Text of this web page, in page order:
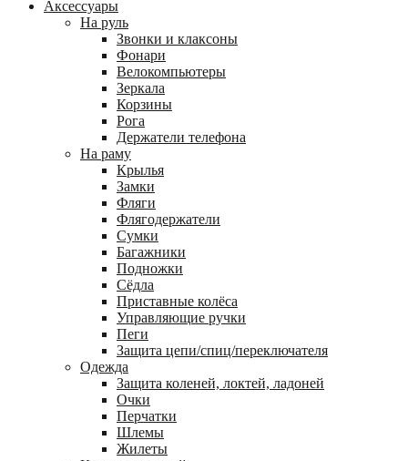
Аксессуары
На руль
Звонки и клаксоны
Фонари
Велокомпьютеры
Зеркала
Корзины
Рога
Держатели телефона
На раму
Крылья
Замки
Фляги
Флягодержатели
Сумки
Багажники
Подножки
Сёдла
Приставные колёса
Управляющие ручки
Пеги
Защита цепи/спиц/переключателя
Одежда
Защита коленей, локтей, ладоней
Очки
Перчатки
Шлемы
Жилеты